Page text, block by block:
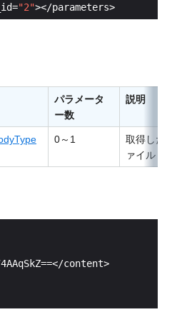
"2"></parameters>
パラメータ
ー数
説明
0～1
取得した
ァイル